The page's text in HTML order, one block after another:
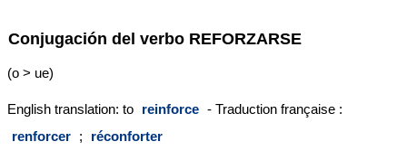
Conjugación del verbo REFORZARSE
(o > ue)
English translation: to reinforce - Traduction française :
renforcer ; réconforter